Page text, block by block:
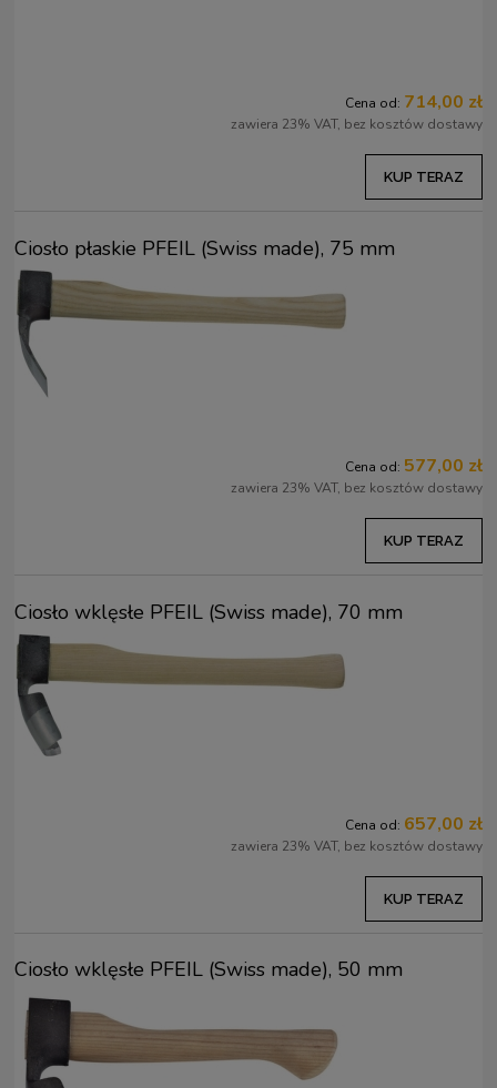
Cena od: 714,00 zł
zawiera 23% VAT, bez kosztów dostawy
KUP TERAZ
Ciosło płaskie PFEIL (Swiss made), 75 mm
Cena od: 577,00 zł
zawiera 23% VAT, bez kosztów dostawy
KUP TERAZ
Ciosło wklęsłe PFEIL (Swiss made), 70 mm
Cena od: 657,00 zł
zawiera 23% VAT, bez kosztów dostawy
KUP TERAZ
Ciosło wklęsłe PFEIL (Swiss made), 50 mm